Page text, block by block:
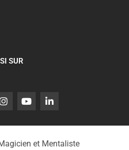
SUR
et Mentaliste